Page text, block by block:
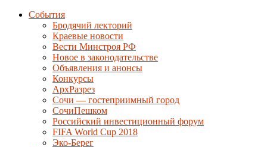
События
Бродячий лекторий
Краевые новости
Вести Минстроя РФ
Новое в законодательстве
Объявления и анонсы
Конкурсы
АрхРазрез
Сочи — гостеприимный город
СочиПешком
Российский инвестиционный форум
FIFA World Cup 2018
Эко-Берег